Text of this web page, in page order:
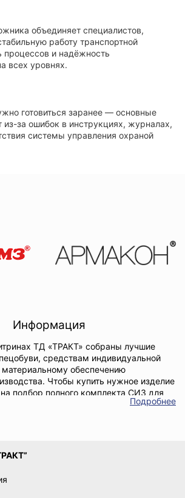
объединяет специалистов,
работу транспортной
процессов и надёжность
всех уровнях.
готовиться заранее — основные
за ошибок в инструкциях, журналах,
системы управления охраной
Информация
ТД «ТРАКТ» собраны лучшие
средствам индивидуальной
обеспечению
Чтобы купить нужное изделие
на подбор полного комплекта СИЗ для
предприятия, вам достаточно
и нормы, после чего сформируют
средств индивидуальной защиты и
Подробнее